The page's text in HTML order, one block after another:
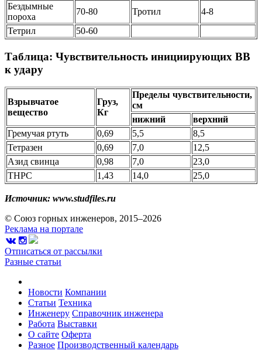
Бездымные
пороха
70-80 Тротил
4-8
Тетрил
50-60
Таблица: Чувствительность инициирующих ВВ
к удару
Взрывчатое
вещество
Груз,
Кг
Пределы чувствительности,
см
нижний
верхний
Гремучая ртуть
0,69 5,5
8,5
Тетразен
0,69 7,0
12,5
Азид свинца
0,98 7,0
23,0
ТНРС
1,43 14,0 25,0
Источник: www.studfiles.ru
© Союз горных инженеров, 2015–2026
Реклама на портале
Отписаться от рассылки
Разные статьи
Новости Компании
Статьи Техника
Инженеру Справочник инженера
Работа Выставки
О сайте Оферта
Разное Производственный календарь